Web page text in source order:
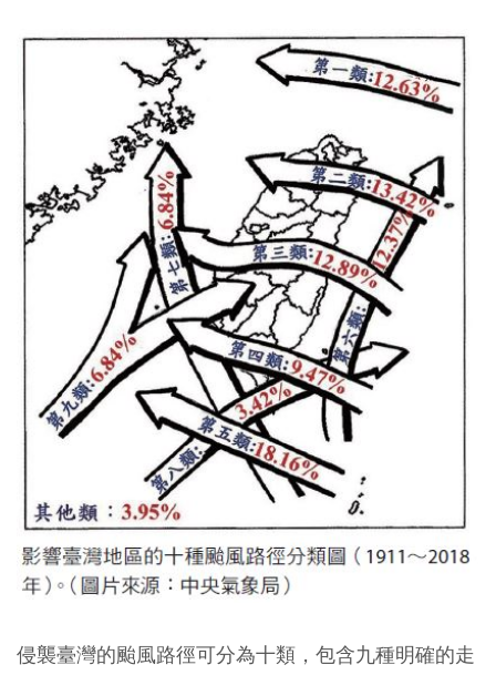
侵襲臺灣的颱風路徑可分為十類，包含九種明確的走